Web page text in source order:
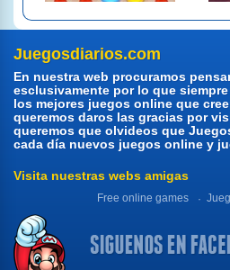
Juegosdiarios.com
En nuestra web procuramos
esclusivamente por lo que
los mejores juegos online que
queremos daros las gracias por
queremos que olvideos que
cada día nuevos juegos online y
Visita nuestras webs amigas
Free online games